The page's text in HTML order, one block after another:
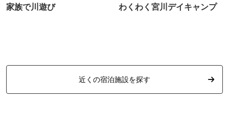
家族で川遊び わくわく宮川デイキャンプ
近くの宿泊施設を探す